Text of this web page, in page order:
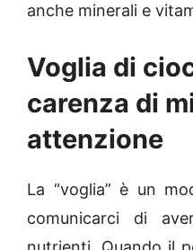
anche minerali e
Voglia di
carenza di
attenzione
La “voglia” è un
comunicarci di